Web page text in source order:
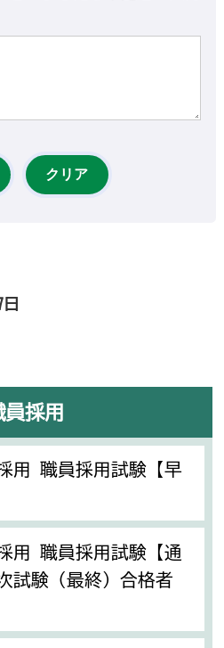
員採用
用 職員採用試験【早
用 職員採用試験【通
試験（最終）合格者